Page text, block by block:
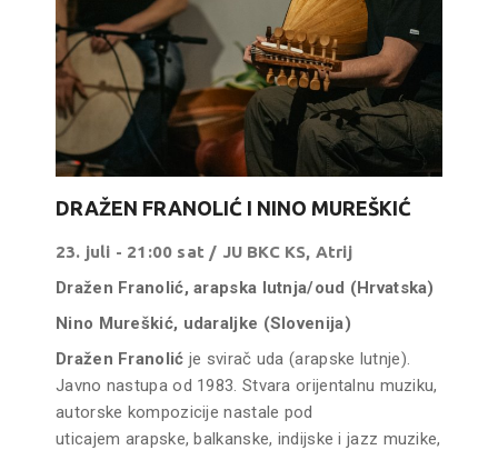
DRAŽEN FRANOLIĆ I NINO MUREŠKIĆ
23. juli - 21:00 sat / JU BKC KS, Atrij
Dražen Franolić, arapska lutnja/oud (Hrvatska)
Nino Mureškić, udaraljke (Slovenija)
Dražen Franolić je svirač uda (arapske lutnje).
Javno nastupa od 1983. Stvara orijentalnu muziku,
autorske kompozicije nastale pod
uticajem arapske, balkanske, indijske i jazz muzike,